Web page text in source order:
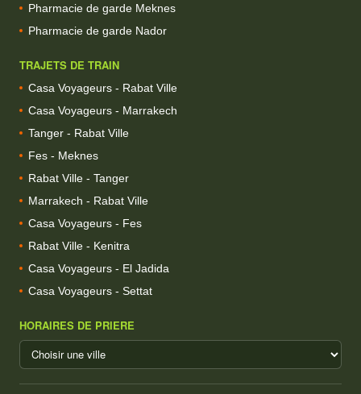
Pharmacie de garde Meknes
Pharmacie de garde Nador
TRAJETS DE TRAIN
Casa Voyageurs - Rabat Ville
Casa Voyageurs - Marrakech
Tanger - Rabat Ville
Fes - Meknes
Rabat Ville - Tanger
Marrakech - Rabat Ville
Casa Voyageurs - Fes
Rabat Ville - Kenitra
Casa Voyageurs - El Jadida
Casa Voyageurs - Settat
HORAIRES DE PRIERE